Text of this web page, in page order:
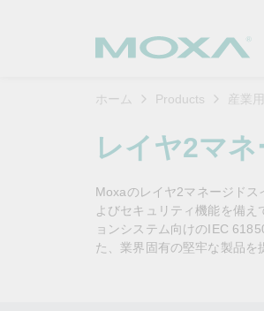
OTデー
き明かす
ホーム Products 産業
レイヤ2マ
Moxaのレイヤ2マネージド
よびセキュリティ機能を備
ョンシステム向けのIEC
た、業界固有の堅牢な製品を